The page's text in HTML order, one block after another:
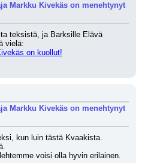
Markku Kivekäs on menehtynyt
teksistä, ja Barksille Elävä
vielä:
on kuollut!
Markku Kivekäs on menehtynyt
kun luin tästä Kvaakista.
voisi olla hyvin erilainen.